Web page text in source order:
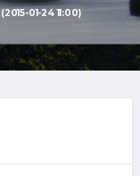
01-24 11:00)